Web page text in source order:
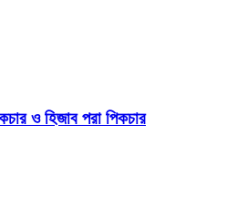
ও হিজাব পরা পিকচার